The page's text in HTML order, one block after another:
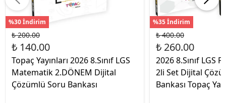
%30 İndirim
₺ 200.00
₺ 140.00
Topaç Yayınları 2026 8.Sınıf LGS
Matematik 2.DÖNEM Dijital
Çözümlü Soru Bankası
%35 İndirim
₺ 400.00
₺ 260.00
2026 8.Sınıf LGS
2li Set Dijital
Bankası Topaç